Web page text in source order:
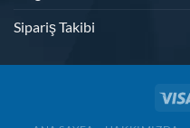
Sipariş Takibi